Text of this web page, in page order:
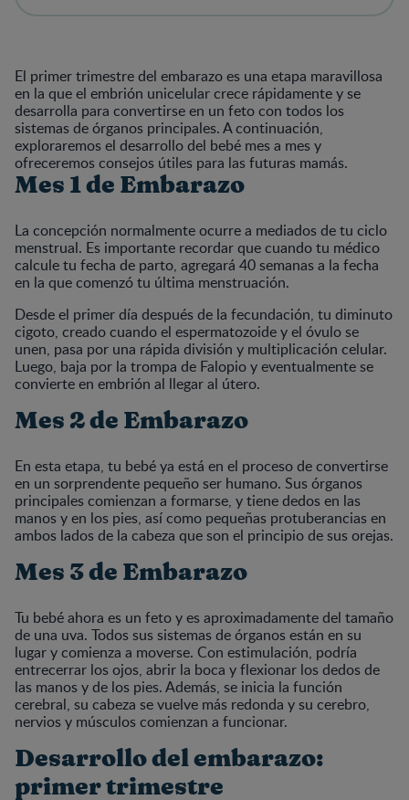
El primer trimestre del embarazo es una etapa maravillosa
en la que el embrión unicelular crece rápidamente y se
desarrolla para convertirse en un feto con todos los
sistemas de órganos principales. A continuación,
exploraremos el desarrollo del bebé mes a mes y
ofreceremos consejos útiles para las futuras mamás.
Mes 1 de Embarazo
La concepción normalmente ocurre a mediados de tu ciclo
menstrual. Es importante recordar que cuando tu médico
calcule tu fecha de parto, agregará 40 semanas a la fecha
en la que comenzó tu última menstruación.
Desde el primer día después de la fecundación, tu diminuto
cigoto, creado cuando el espermatozoide y el óvulo se
unen, pasa por una rápida división y multiplicación celular.
Luego, baja por la trompa de Falopio y eventualmente se
convierte en embrión al llegar al útero.
Mes 2 de Embarazo
En esta etapa, tu bebé ya está en el proceso de convertirse
en un sorprendente pequeño ser humano. Sus órganos
principales comienzan a formarse, y tiene dedos en las
manos y en los pies, así como pequeñas protuberancias en
ambos lados de la cabeza que son el principio de sus orejas.
Mes 3 de Embarazo
Tu bebé ahora es un feto y es aproximadamente del tamaño
de una uva. Todos sus sistemas de órganos están en su
lugar y comienza a moverse. Con estimulación, podría
entrecerrar los ojos, abrir la boca y flexionar los dedos de
las manos y de los pies. Además, se inicia la función
cerebral, su cabeza se vuelve más redonda y su cerebro,
nervios y músculos comienzan a funcionar.
Desarrollo del embarazo:
primer trimestre